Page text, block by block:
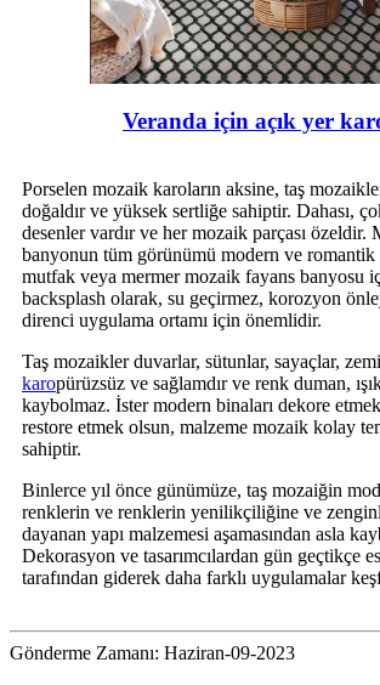
Veranda için açık yer
Porselen mozaik karoların aksine, taş
doğaldır ve yüksek sertliğe sahiptir. Dahası,
desenler vardır ve her mozaik parçası özeldir.
banyonun tüm görünümü modern ve
mutfak veya mermer mozaik fayans banyosu
backsplash olarak, su geçirmez, korozyon
direnci uygulama ortamı için önemlidir.
Taş mozaikler duvarlar, sütunlar, sayaçlar,
karopürüzsüz ve sağlamdır ve renk duman,
kaybolmaz. İster modern binaları dekore
restore etmek olsun, malzeme mozaik kolay
sahiptir.
Binlerce yıl önce günümüze, taş mozaiğin
renklerin ve renklerin yenilikçiliğine ve
dayanan yapı malzemesi aşamasından asla
Dekorasyon ve tasarımcılardan gün geçtikçe
tarafından giderek daha farklı uygulamalar
Gönderme Zamanı: Haziran-09-2023